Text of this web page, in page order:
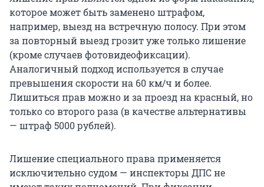
которое может быть заменено штрафом,
например, выезд на встречную полосу. При этом
за повторный выезд грозит уже только лишение
(кроме случаев фотовидеофиксации).
Аналогичный подход используется в случае
превышения скорости на 60 км/ч и более.
Лишиться прав можно и за проезд на красный, но
только со второго раза (в качестве альтернативы
— штраф 5000 рублей).
Лишение специального права применяется
исключительно судом — инспекторы ДПС не